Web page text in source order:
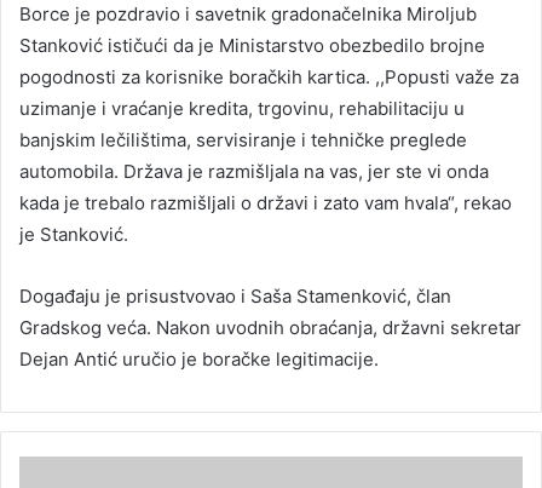
Borce je pozdravio i savetnik gradonačelnika Miroljub
Stanković ističući da je Ministarstvo obezbedilo brojne
pogodnosti za korisnike boračkih kartica. ,,Popusti važe za
uzimanje i vraćanje kredita, trgovinu, rehabilitaciju u
banjskim lečilištima, servisiranje i tehničke preglede
automobila. Država je razmišljala na vas, jer ste vi onda
kada je trebalo razmišljali o državi i zato vam hvala“, rekao
je Stanković.
Događaju je prisustvovao i Saša Stamenković, član
Gradskog veća. Nakon uvodnih obraćanja, državni sekretar
Dejan Antić uručio je boračke legitimacije.